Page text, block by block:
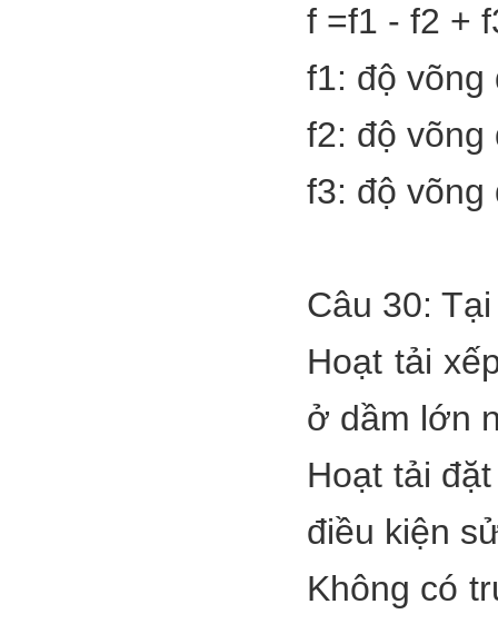
f =f1 - f2 +
f1: độ võng
f2: độ võng
f3: độ võng
Câu 30:
Hoạt tải
ở dầm lớn
Hoạt tải
điều kiện
Không có